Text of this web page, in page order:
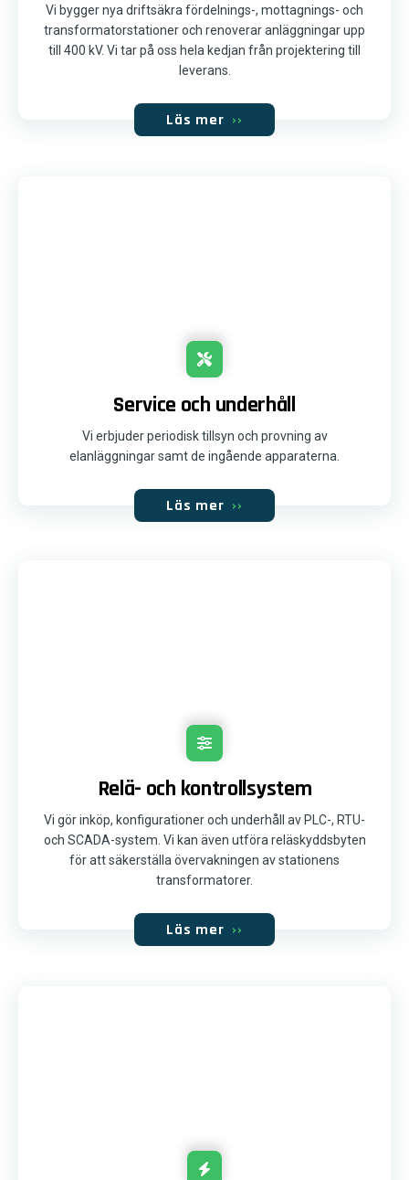
Vi bygger nya driftsäkra fördelnings-, mottagnings- och
transformatorstationer och renoverar anläggningar upp
till 400 kV. Vi tar på oss hela kedjan från projektering till
leverans.
Läs mer ››
Service och underhåll
Vi erbjuder periodisk tillsyn och provning av
elanläggningar samt de ingående apparaterna.
Läs mer ››
Relä- och kontrollsystem
Vi gör inköp, konfigurationer och underhåll av PLC-, RTU-
och SCADA-system. Vi kan även utföra reläskyddsbyten
för att säkerställa övervakningen av stationens
transformatorer.
Läs mer ››